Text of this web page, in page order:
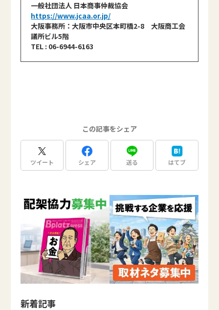
一般社団法人 日本商事仲裁協会
https://www.jcaa.or.jp/
大阪事務所：大阪市中央区本町橋2-8 大阪商工会
議所ビル5階
TEL : 06-6944-6163
この記事をシェア
ツイート シェア 送る はてブ
新着記事